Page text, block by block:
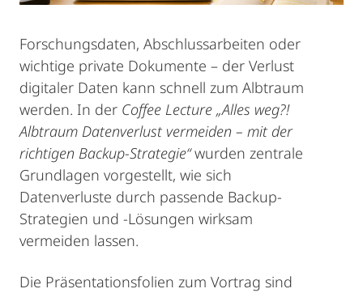
Forschungsdaten, Abschlussarbeiten oder
wichtige private Dokumente – der Verlust
digitaler Daten kann schnell zum Albtraum
werden. In der Coffee Lecture „Alles weg?!
Albtraum Datenverlust vermeiden – mit der
richtigen Backup-Strategie“wurden zentrale
Grundlagen vorgestellt, wie sich
Datenverluste durch passende Backup-
Strategien und -Lösungen wirksam
vermeiden lassen.
Die Präsentationsfolien zum Vortrag sind